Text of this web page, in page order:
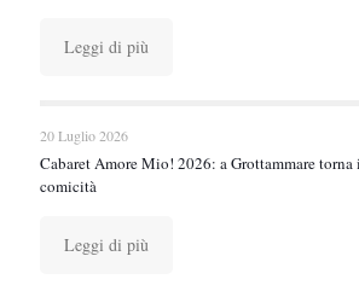
Leggi di più
20 Luglio 2026
Cabaret Amore Mio! 2026: a Grottammare
comicità
Leggi di più